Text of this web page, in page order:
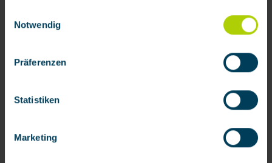
Mit Klick auf „[Zustimmen / Alles akzeptieren / etc.]“
erteilen Sie Ihre Einwilligung auch in die Weitergabe über
Ihr Verhalten in unserem Shop an unseren Partner, die
Deutschland), die diese Daten Ihnen nicht persönlich
zuordnen kann, sie aber zu eigenen Zwecken (z.B.
verarbeiten darf.
Notwendig
Präferenzen
Statistiken
Marketing
Produktnummer:
4.046,00 € / Stück